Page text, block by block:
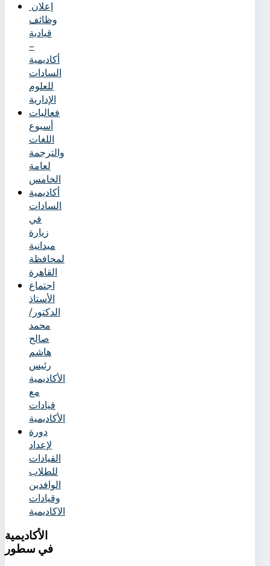
وظائف
قيادية
–
أكاديمية
السادات
للعلوم
الإدارية
فعاليات
أسبوع
اللغات
والترجمة
لعامة
الخامس
أكاديمية
السادات
في
زيارة
ميدانية
لمحافظة
القاهرة
اجتماع
الأستاذ
الدكتور/
محمد
صالح
هاشم
رئيس
الأكاديمية
مع
قيادات
الأكاديمية
دورة
لإعداد
القيادات
للطلاب
الوافدين
وقيادات
الاكاديمية
الأكاديمية
في سطور